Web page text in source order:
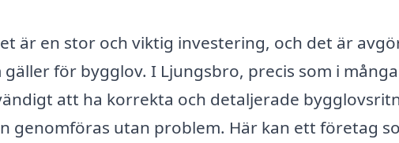
är en stor och viktig investering, och det är
för bygglov. I Ljungsbro, precis som i många
att ha korrekta och detaljerade
genomföras utan problem. Här kan ett företag